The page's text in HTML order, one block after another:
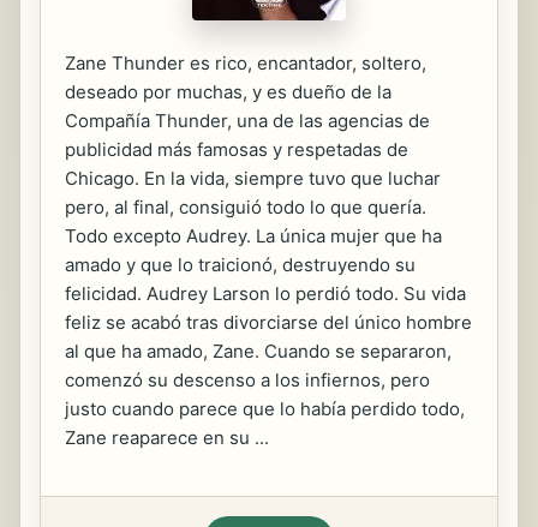
Zane Thunder es rico, encantador, soltero,
deseado por muchas, y es dueño de la
Compañía Thunder, una de las agencias de
publicidad más famosas y respetadas de
Chicago. En la vida, siempre tuvo que luchar
pero, al final, consiguió todo lo que quería.
Todo excepto Audrey. La única mujer que ha
amado y que lo traicionó, destruyendo su
felicidad. Audrey Larson lo perdió todo. Su vida
feliz se acabó tras divorciarse del único hombre
al que ha amado, Zane. Cuando se separaron,
comenzó su descenso a los infiernos, pero
justo cuando parece que lo había perdido todo,
Zane reaparece en su ...